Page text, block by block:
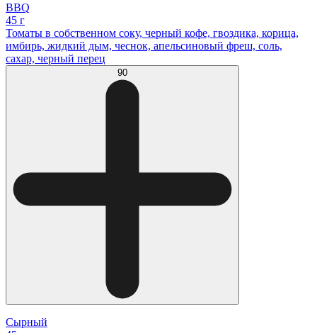
BBQ
45 г
Томаты в собственном соку, черный кофе, гвоздика, корица,
имбирь, жидкий дым, чеснок, апельсиновый фреш, соль,
сахар, черный перец
90
Сырный